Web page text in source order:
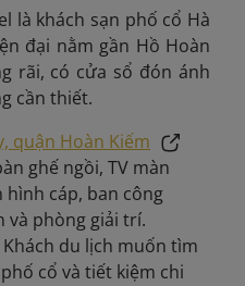
là khách sạn phố cổ Hà
đại nằm gần Hồ Hoàn
rãi, có cửa sổ đón ánh
cần thiết.
quận Hoàn Kiếm
ghế ngồi, TV màn
cáp, ban công
và phòng giải trí.
Khách du lịch muốn tìm
cổ và tiết kiệm chi